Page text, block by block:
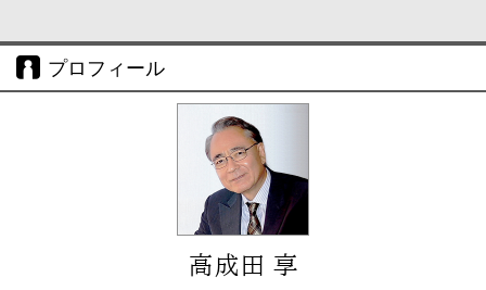
プロフィール
高成田 享